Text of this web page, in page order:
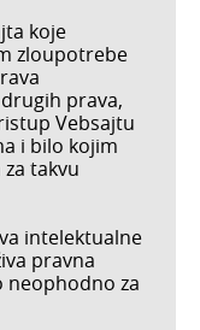
koje
zloupotrebe
prava,
Vebsajtu
i bilo kojim
takvu
intelektualne
pravna
neophodno za